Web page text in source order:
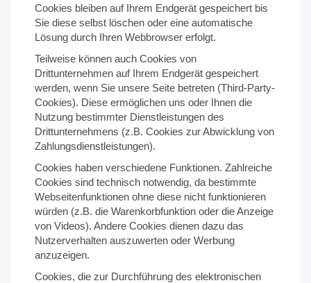
Cookies bleiben auf Ihrem Endgerät gespeichert bis
Sie diese selbst löschen oder eine automatische
Lösung durch Ihren Webbrowser erfolgt.
Teilweise können auch Cookies von
Drittunternehmen auf Ihrem Endgerät gespeichert
werden, wenn Sie unsere Seite betreten (Third-Party-
Cookies). Diese ermöglichen uns oder Ihnen die
Nutzung bestimmter Dienstleistungen des
Drittunternehmens (z.B. Cookies zur Abwicklung von
Zahlungsdienstleistungen).
Cookies haben verschiedene Funktionen. Zahlreiche
Cookies sind technisch notwendig, da bestimmte
Webseitenfunktionen ohne diese nicht funktionieren
würden (z.B. die Warenkorbfunktion oder die Anzeige
von Videos). Andere Cookies dienen dazu das
Nutzerverhalten auszuwerten oder Werbung
anzuzeigen.
Cookies, die zur Durchführung des elektronischen